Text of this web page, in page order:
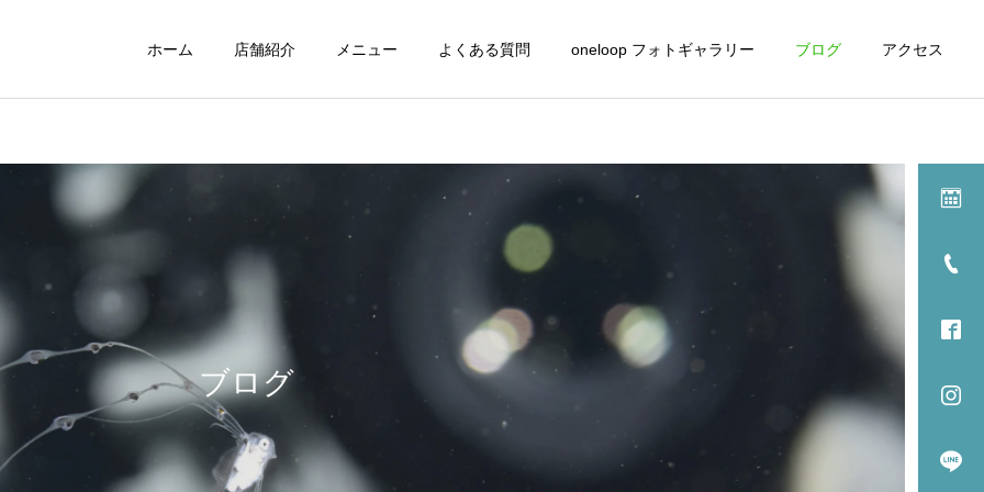
ホーム 店舗紹介 メニュー よくある質問 oneloop フォトギャラリー ブログ アクセス
ブログ